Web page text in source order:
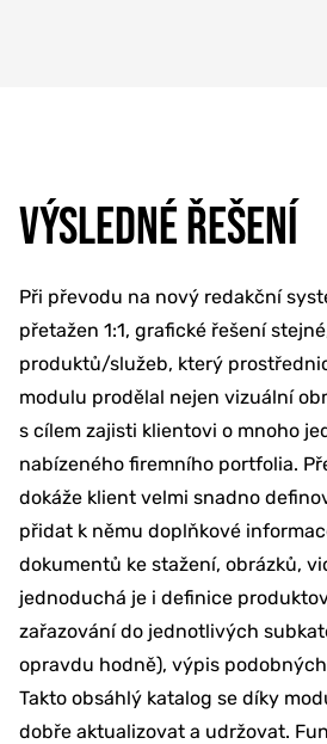
VÝSLEDNÉ ŘEŠENÍ
Při převodu na nový redakční
přetažen 1:1, grafické řešení
produktů/služeb, který
modulu prodělal nejen vizuální
s cílem zajisti klientovi o mnoho
nabízeného firemního portfolia.
dokáže klient velmi snadno
přidat k němu doplňkové
dokumentů ke stažení, obrázků,
jednoduchá je i definice
zařazování do jednotlivých
opravdu hodně), výpis
Takto obsáhlý katalog se díky
dobře aktualizovat a udržovat.